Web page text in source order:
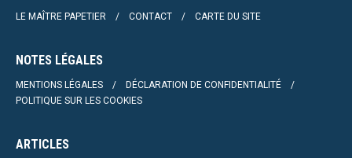
LE MAÎTRE PAPETIER CONTACT CARTE DU SITE
NOTES LÉGALES
MENTIONS LÉGALES
DÉCLARATION DE CONFIDENTIALITÉ
POLITIQUE SUR LES COOKIES
ARTICLES